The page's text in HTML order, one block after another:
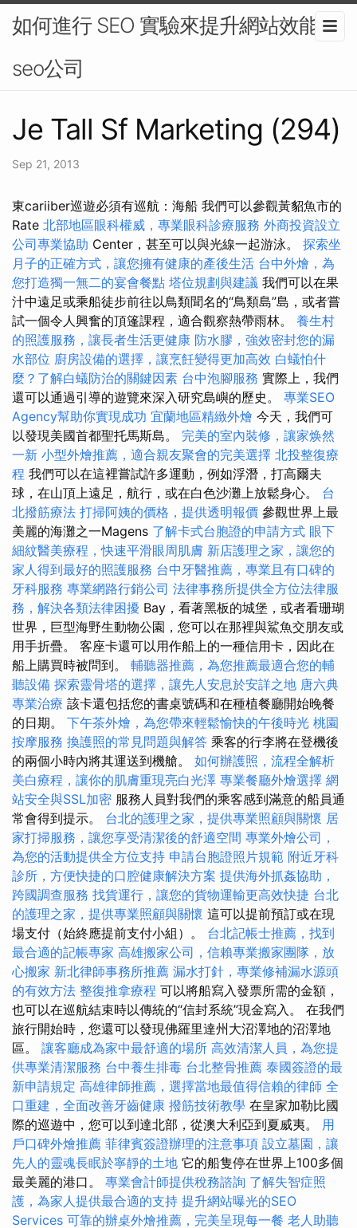
如何進行 SEO 實驗來提升網站效能-
seo公司
Je Tall Sf Marketing (294)
Sep 21, 2013
東cariiber巡遊必須有巡航：海船 我們可以參觀黃貂魚市的
Rate 北部地區眼科權威，專業眼科診療服務 外商投資設立
公司專業協助 Center，甚至可以與光線一起游泳。 探索坐
月子的正確方式，讓您擁有健康的產後生活 台中外燴，為
您打造獨一無二的宴會餐點 塔位規劃與建議 我們可以在果
汁中遠足或乘船徒步前往以鳥類聞名的“鳥類島”島，或者嘗
試一個令人興奮的頂篷課程，適合觀察熱帶雨林。 養生村
的照護服務，讓長者生活更健康 防水膠，強效密封您的漏
水部位 廚房設備的選擇，讓烹飪變得更加高效 白蟻怕什
麼？了解白蟻防治的關鍵因素 台中泡腳服務 實際上，我們
還可以通過引導的遊覽來深入研究島嶼的歷史。 專業SEO
Agency幫助你實現成功 宜蘭地區精緻外燴 今天，我們可
以發現美國首都聖托馬斯島。 完美的室內裝修，讓家焕然
一新 小型外燴推薦，適合親友聚會的完美選擇 北投整復療
程 我們可以在這裡嘗試許多運動，例如浮潛，打高爾夫
球，在山頂上遠足，航行，或在白色沙灘上放鬆身心。 台
北撥筋療法 打掃阿姨的價格，提供透明報價 參觀世界上最
美麗的海灘之一Magens 了解卡式台胞證的申請方式 眼下
細紋醫美療程，快速平滑眼周肌膚 新店護理之家，讓您的
家人得到最好的照護服務 台中牙醫推薦，專業且有口碑的
牙科服務 專業網路行銷公司 法律事務所提供全方位法律服
務，解決各類法律困擾 Bay，看著黑板的城堡，或者看珊瑚
世界，巨型海野生動物公園，您可以在那裡與鯊魚交朋友或
用手折疊。 客座卡還可以用作船上的一種信用卡，因此在
船上購買時被問到。 輔聽器推薦，為您推薦最適合您的輔
聽設備 探索靈骨塔的選擇，讓先人安息於安詳之地 唐六典
專業治療 該卡還包括您的書桌號碼和在種植餐廳開始晚餐
的日期。 下午茶外燴，為您帶來輕鬆愉快的午後時光 桃園
按摩服務 換護照的常見問題與解答 乘客的行李將在登機後
的兩個小時內將其運送到機艙。 如何辦護照，流程全解析
美白療程，讓你的肌膚重現亮白光澤 專業餐廳外燴選擇 網
站安全與SSL加密 服務人員對我們的乘客感到滿意的船員通
常會得到提示。 台北的護理之家，提供專業照顧與關懷 居
家打掃服務，讓您享受清潔後的舒適空間 專業外燴公司，
為您的活動提供全方位支持 申請台胞證照片規範 附近牙科
診所，方便快捷的口腔健康解決方案 提供海外抓姦協助，
跨國調查服務 找貨運行，讓您的貨物運輸更高效快捷 台北
的護理之家，提供專業照顧與關懷 這可以提前預訂或在現
場支付（始終應提前支付小組）。 台北記帳士推薦，找到
最合適的記帳專家 高雄搬家公司，信賴專業搬家團隊，放
心搬家 新北律師事務所推薦 漏水打針，專業修補漏水源頭
的有效方法 整復推拿療程 可以將船寫入發票所需的金額，
也可以在巡航結束時以傳統的“信封系統”現金寫入。 在我們
旅行開始時，您還可以發現佛羅里達州大沼澤地的沼澤地
區。 讓客廳成為家中最舒適的場所 高效清潔人員，為您提
供專業清潔服務 台中養生排毒 台北整骨推薦 泰國簽證的最
新申請規定 高雄律師推薦，選擇當地最值得信賴的律師 全
口重建，全面改善牙齒健康 撥筋技術教學 在皇家加勒比國
際的巡遊中，您可以到達北部，從澳大利亞到夏威夷。 用
戶口碑外燴推薦 菲律賓簽證辦理的注意事項 設立墓園，讓
先人的靈魂長眠於寧靜的土地 它的船隻停在世界上100多個
最美麗的港口。 專業會計師提供稅務諮詢 了解失智症照
護，為家人提供最合適的支持 提升網站曝光的SEO
Services 可靠的辦桌外燴推薦，完美呈現每一餐 老人助聽